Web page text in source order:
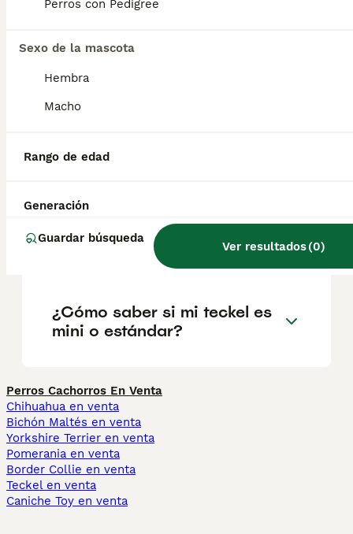
Perros con Pedigree
Sexo de la mascota
Hembra
Macho
Rango de edad
Generación
Guardar búsqueda
Ver resultados(0)
¿Cuáles son los 3 tipos de
¿Qué problemas suelen tener
¿Cuánto suelen vivir los
¿Cómo saber si mi teckel es
mini o estándar?
Perros Cachorros En Venta
Chihuahua en venta
Bichón Maltés en venta
Yorkshire Terrier en venta
Pomerania en venta
Border Collie en venta
Teckel en venta
Caniche Toy en venta